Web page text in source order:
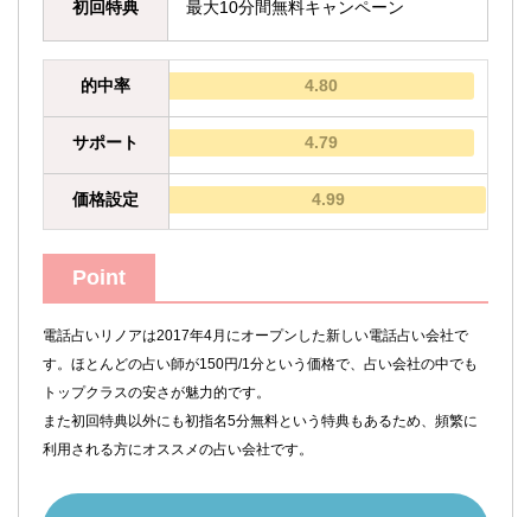
初回特典 最大10分間無料キャンペーン
的中率 4.80
サポート 4.79
価格設定 4.99
Point
電話占いリノアは2017年4月にオープンした新しい電話占い会社で
す。ほとんどの占い師が150円/1分という価格で、占い会社の中でも
トップクラスの安さが魅力的です。
また初回特典以外にも初指名5分無料という特典もあるため、頻繁に
利用される方にオススメの占い会社です。